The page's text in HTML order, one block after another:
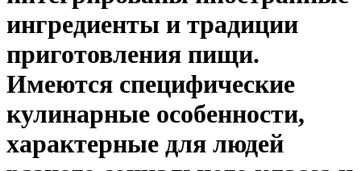
ингредиенты и традиции
приготовления пищи.
Имеются специфические
кулинарные особенности,
характерные для людей